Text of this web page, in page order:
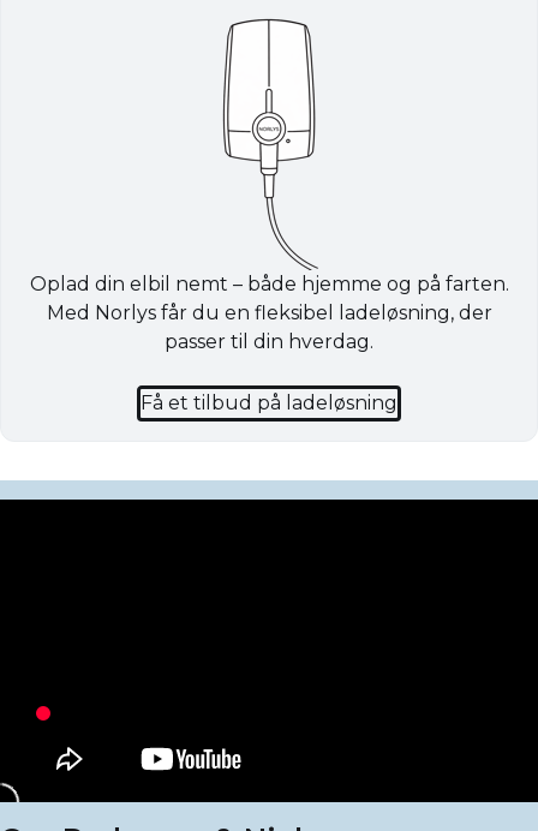
Oplad din elbil nemt – både hjemme og på farten.
Med Norlys får du en fleksibel ladeløsning, der
passer til din hverdag.
Få et tilbud på ladeløsning